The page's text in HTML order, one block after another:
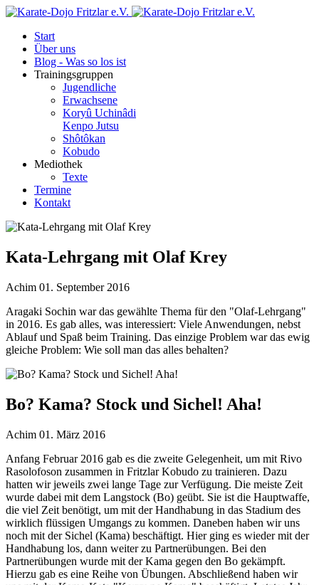
Start
Über uns
Blog - Was so los ist
Trainingsgruppen
Jugendliche
Erwachsene
Koryû Uchinâdi
Kenpo Jutsu
Shôtôkan
Kobudo
Mediothek
Texte
Termine
Kontakt
Kata-Lehrgang mit Olaf Krey
Achim 01. September 2016
Aragaki Sochin war das gewählte Thema für den "Olaf-Lehrgang"
in 2016. Es gab alles, was interessiert: Viele Anwendungen, nebst
Ablauf und Spaß beim Training. Das einzige Problem war das ewig
gleiche Problem: Wie soll man das alles behalten?
Bo? Kama? Stock und Sichel! Aha!
Achim 01. März 2016
Anfang Februar 2016 gab es die zweite Gelegenheit, um mit Rivo
Rasolofoson zusammen in Fritzlar Kobudo zu trainieren. Dazu
hatten wir jeweils zwei lange Tage zur Verfügung. Die meiste Zeit
wurde dabei mit dem Langstock (Bo) geübt. Sie ist die Hauptwaffe,
die viel Zeit benötigt, um mit der Handhabung in das Stadium des
wirklich flüssigen Umgangs zu kommen. Daneben haben wir uns
noch mit der Sichel (Kama) beschäftigt. Hier ging es wieder mit der
Handhabung los, dann weiter zu Partnerübungen. Bei den
Partnerübungen wurde mit der Kama gegen den Bo gekämpft.
Hierzu gab es eine Reihe von Übungen. Abschließend haben wir